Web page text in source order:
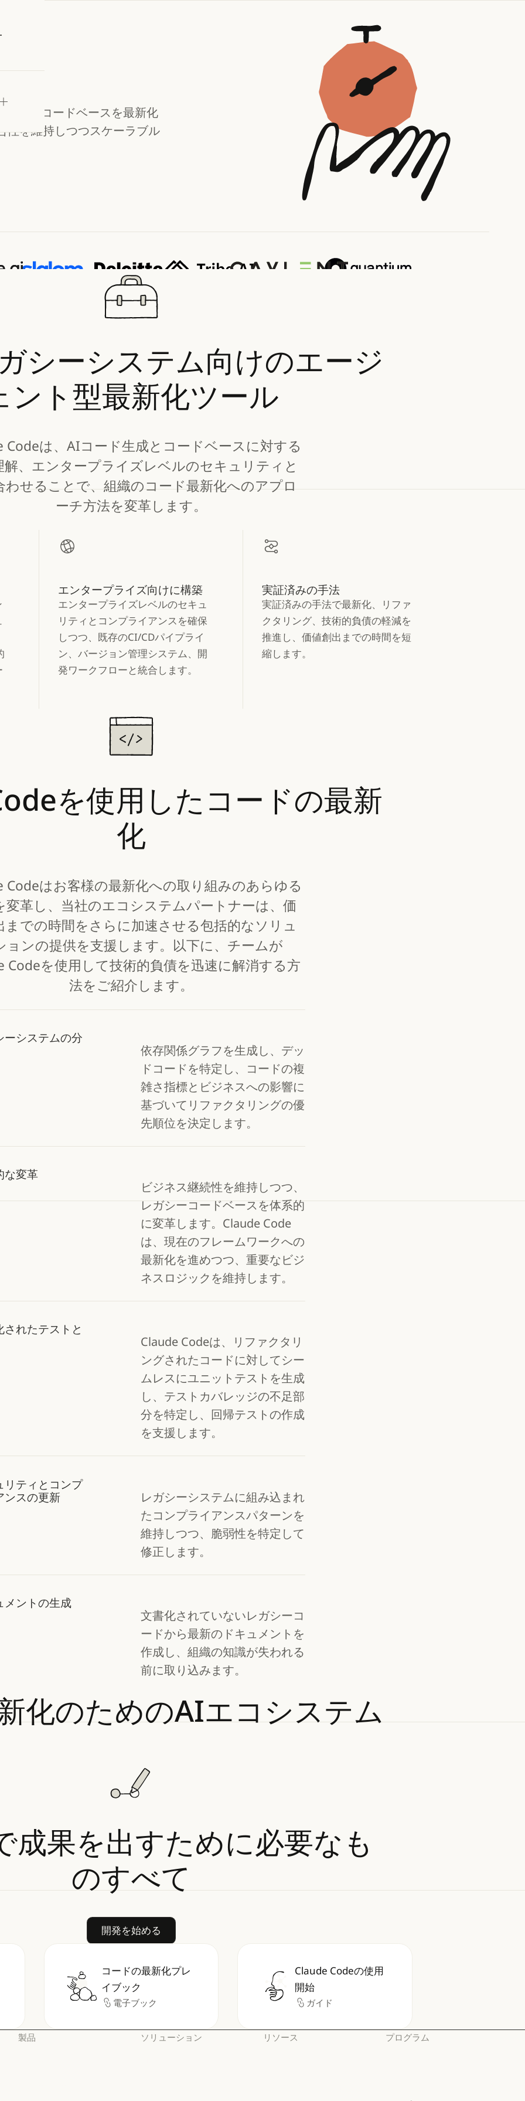
シーコードベースを最新化
性を維持しつつスケーラブル
シーシステム向けのエージ
ント型最新化ツール
Codeは、AIコード生成とコードベースに対する
解、エンタープライズレベルのセキュリティと
わせることで、組織のコード最新化へのアプロ
ーチ方法を変革します。
エンタープライズ向けに構築
エンタープライズレベルのセキュ
リティとコンプライアンスを確保
しつつ、既存のCI/CDパイプライ
ン、バージョン管理システム、開
発ワークフローと統合します。
実証済みの手法
実証済みの手法で最新化、リファ
クタリング、技術的負債の軽減を
推進し、価値創出までの時間を短
縮します。
を使用したコードの最新
化
Codeはお客様の最新化への取り組みのあらゆる
変革し、当社のエコシステムパートナーは、価
までの時間をさらに加速させる包括的なソリュ
ョンの提供を支援します。以下に、チームが
Codeを使用して技術的負債を迅速に解消する方
法をご紹介します。
ーシステムの分
依存関係グラフを生成し、デッ
ドコードを特定し、コードの複
雑さ指標とビジネスへの影響に
基づいてリファクタリングの優
先順位を決定します。
な変革
ビジネス継続性を維持しつつ、
レガシーコードベースを体系的
に変革します。Claude Code
は、現在のフレームワークへの
最新化を進めつつ、重要なビジ
ネスロジックを維持します。
されたテストと
Claude Codeは、リファクタリ
ングされたコードに対してシー
ムレスにユニットテストを生成
し、テストカバレッジの不足部
分を特定し、回帰テストの作成
を支援します。
リティとコンプ
ンスの更新
レガシーシステムに組み込まれ
たコンプライアンスパターンを
維持しつつ、脆弱性を特定して
修正します。
メントの生成
文書化されていないレガシーコ
ードから最新のドキュメントを
作成し、組織の知識が失われる
前に取り込みます。
化のためのAIエコシステム
成果を出すために必要なも
のすべて
開発を始める
開発を始める
コードの最新化プレイブック
コードの最新化プレ
イブック
電子ブック
電子ブック
Claude Codeの使用開始
Claude Codeの使用
開始
ガイド
ガイド
製品 ソリューション リソース プログラム